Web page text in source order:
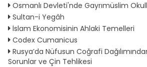
Osmanlı Devleti'nde Gayrımüslim
Sultan-i Yegâh
İslam Ekonomisinin Ahlaki Temelleri
Codex Cumanicus
Rusya’da Nüfusun Coğrafi
Sorunlar ve Çin Tehlikesi